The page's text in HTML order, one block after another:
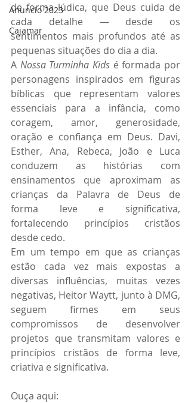
Anuncio 2023
Cajamar
de forma lúdica, que Deus cuida de
cada detalhe — desde os
sentimentos mais profundos até as
pequenas situações do dia a dia.
A Nossa Turminha Kids é formada por
personagens inspirados em figuras
bíblicas que representam valores
essenciais para a infância, como
coragem, amor, generosidade,
oração e confiança em Deus. Davi,
Esther, Ana, Rebeca, João e Luca
conduzem as histórias com
ensinamentos que aproximam as
crianças da Palavra de Deus de
forma leve e significativa,
fortalecendo princípios cristãos
desde cedo.
Em um tempo em que as crianças
estão cada vez mais expostas a
diversas influências, muitas vezes
negativas, Heitor Waytt, junto à DMG,
seguem firmes em seus
compromissos de desenvolver
projetos que transmitam valores e
princípios cristãos de forma leve,
criativa e significativa.
Ouça aqui: